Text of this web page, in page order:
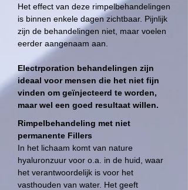
Het effect van deze rimpelbehandelingen
is binnen enkele dagen zichtbaar. Pijnlijk
zijn de behandelingen niet, maar voelen
eerder aangenaam aan.
Electrporation behandelingen zijn
ideaal voor mensen die het niet fijn
vinden om geïnjecteerd te worden,
maar wel een goed resultaat willen.
Rimpelbehandeling met niet
permanente Fillers
In het lichaam komt van nature
hyaluronzuur voor o.a. in de huid, waar
het verantwoordelijk is voor het
vasthouden van water. Het geeft